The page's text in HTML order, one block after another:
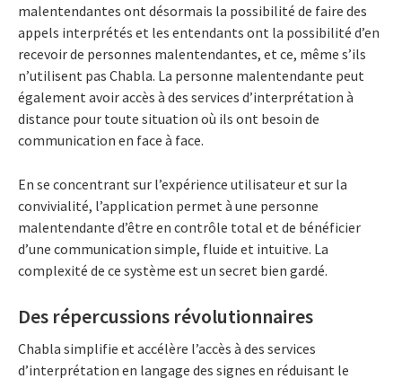
malentendantes ont désormais la possibilité de faire des
appels interprétés et les entendants ont la possibilité d’en
recevoir de personnes malentendantes, et ce, même s’ils
n’utilisent pas Chabla. La personne malentendante peut
également avoir accès à des services d’interprétation à
distance pour toute situation où ils ont besoin de
communication en face à face.
En se concentrant sur l’expérience utilisateur et sur la
convivialité, l’application permet à une personne
malentendante d’être en contrôle total et de bénéficier
d’une communication simple, fluide et intuitive. La
complexité de ce système est un secret bien gardé.
Des répercussions révolutionnaires
Chabla simplifie et accélère l’accès à des services
d’interprétation en langage des signes en réduisant le